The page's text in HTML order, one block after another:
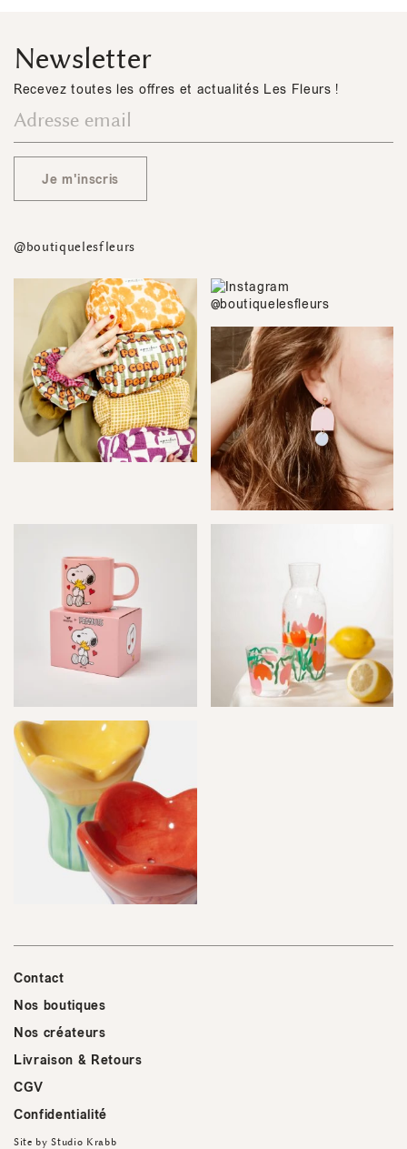
Newsletter
Recevez toutes les offres et actualités Les Fleurs !
Je m'inscris
@boutiquelesfleurs
Contact
Nos boutiques
Nos créateurs
Livraison & Retours
CGV
Confidentialité
Site byStudio Krabb